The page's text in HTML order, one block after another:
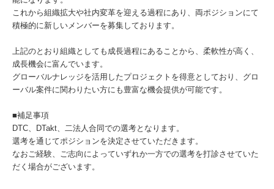
これから組織拡大や社内変革を迎える過程にあり、両ポジションにて
積極的に新しいメンバーを募集しております。
上記のとおり組織としても成長過程にあることから、柔軟性が高く、
成長機会に富んでいます。
グローバルナレッジを活用したプロジェクトを得意としており、グロ
ーバル案件に関わりたい方にも豊富な機会提供が可能です。
■補足事項
DTC、DTakt、二法人合同での選考となります。
選考を通じてポジションを決定させていただきます。
なおご経験、ご志向によっていずれか一方での選考を打診させていた
だく場合がございます。